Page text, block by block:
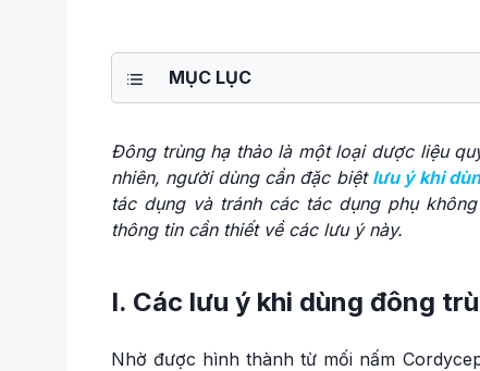
MỤC LỤC
Đông trùng hạ thảo là một loại dược liệu
nhiên, người dùng cần đặc biệt lưu ý khi
tác dụng và tránh các tác dụng phụ
thông tin cần thiết về các lưu ý này.
I. Các lưu ý khi dùng đông
Nhờ được hình thành từ mối nấm